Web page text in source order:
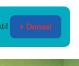
+ Donasi